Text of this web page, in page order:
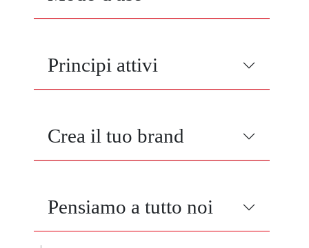
Principi attivi
Crea il tuo brand
Pensiamo a tutto noi